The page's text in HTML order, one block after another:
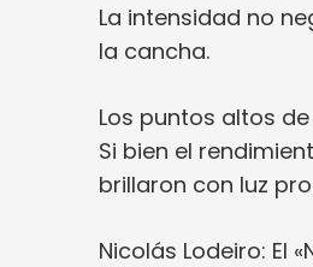
La intensidad no
la cancha.
Los puntos altos
Si bien el
brillaron con luz
Nicolás Lodeiro: El